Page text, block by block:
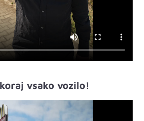
vsako vozilo!